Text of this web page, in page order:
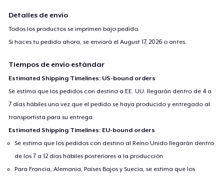
Detalles de envío
Todos los productos se imprimen bajo pedido.
Si haces tu pedido ahora, se enviará elAugust 17, 2026 o antes.
Tiempos de envío estándar
Estimated Shipping Timelines: US-bound orders
Se estima que los pedidos con destino a EE. UU. llegarán dentro de 4 a
7 días hábiles una vez que el pedido se haya producido y entregado al
transportista para su entrega.
Estimated Shipping Timelines: EU-bound orders
Se estima que los pedidos con destino al Reino Unido llegarán dentro
de los 7 a 12 días hábiles posteriores a la producción.
Para Francia, Alemania, Países Bajos y Suecia, se estima que los